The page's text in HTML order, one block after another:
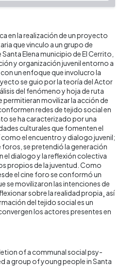
en la realización de un proyecto
que vinculo a un grupo de
Elena municipio de El Cerrito,
y organización juvenil entorno a
un enfoque que involucro la
se guio por la teoría del Actor
del fenómeno y hoja de ruta
movilizar la acción de
redes de tejido social en
se ha caracterizado por una
culturales que fomenten el
el encuentro y dialogo juvenil;
se pretendió la generación
el dialogo y la reflexión colectiva
propios de la juventud. Como
el cine foro se conformó un
se movilizaron las intenciones de
sobre la realidad propia¸ así
del tejido social es un
los actores presentes en
of a communal social psy-
a group of young people in Santa